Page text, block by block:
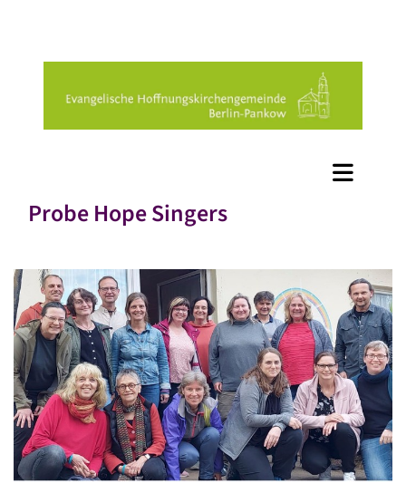
Probe Hope Singers